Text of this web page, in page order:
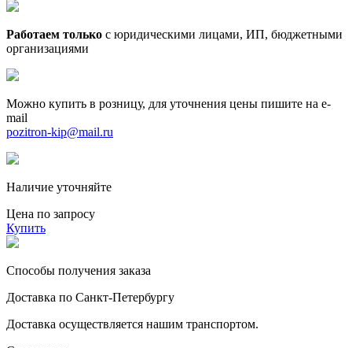
Работаем только с юридическими лицами, ИП, бюджетными
организациями
Можно купить в розницу, для уточнения цены пишите на e-
mail
pozitron-kip@mail.ru
Наличие уточняйте
Цена по запросу
Купить
Способы получения заказа
Доставка по Санкт-Петербургу
Доставка осуществляется нашим транспортом.